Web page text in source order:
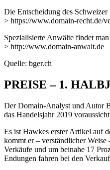
Die Entscheidung des
> https://www.domain-recht.de/
Spezialisierte Anwälte findet
> http://www.domain-anwalt.de
Quelle: bger.ch
PREISE – 1.
Der Domain-Analyst und Autor
das Handelsjahr 2019
Es ist Hawkes erster Artikel auf
kommt er – verständlicher
Verkäufe und um beinahe 17
Endungen fahren bei den